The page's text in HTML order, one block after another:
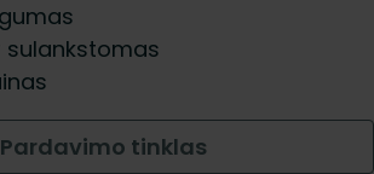
sulankstomas
Pardavimo tinklas